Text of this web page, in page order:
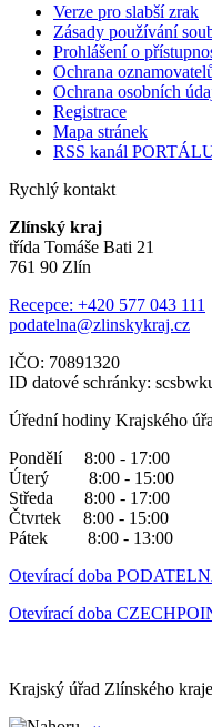
Verze pro slabší zrak
Zásady používání
Prohlášení o
Ochrana
Ochrana osobních
Registrace
Mapa stránek
RSS kanál
Rychlý kontakt
Zlínský kraj
třída Tomáše Bati 21
761 90 Zlín
Recepce: +420 577 043 111
podatelna@zlinskykraj.cz
IČO: 70891320
ID datové schránky:
Úřední hodiny Krajského
Pondělí 8:00 - 17:00
Úterý 8:00 - 15:00
Středa 8:00 - 17:00
Čtvrtek 8:00 - 15:00
Pátek 8:00 - 13:00
Otevírací doba
Otevírací doba
Krajský úřad Zlínského